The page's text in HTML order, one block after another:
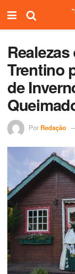
Trentino
de
Por Redação